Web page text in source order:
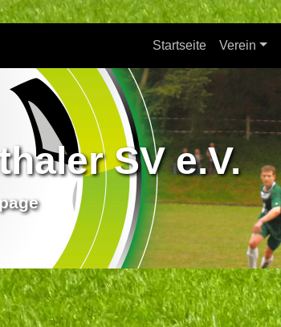
Startseite Verein
SV e.V.